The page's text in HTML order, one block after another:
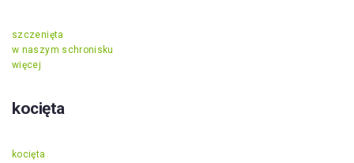
szczenięta
w naszym schronisku
więcej
kocięta
kocięta